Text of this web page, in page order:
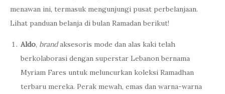
menawan ini, termasuk mengunjungi pusat perbelanjaan.
Lihat panduan belanja di bulan Ramadan berikut!
Aldo, brandaksesoris mode dan alas kaki telah
berkolaborasi dengan superstar Lebanon bernama
Myriam Fares untuk meluncurkan koleksi Ramadhan
terbaru mereka. Perak mewah, emas dan warna-warna